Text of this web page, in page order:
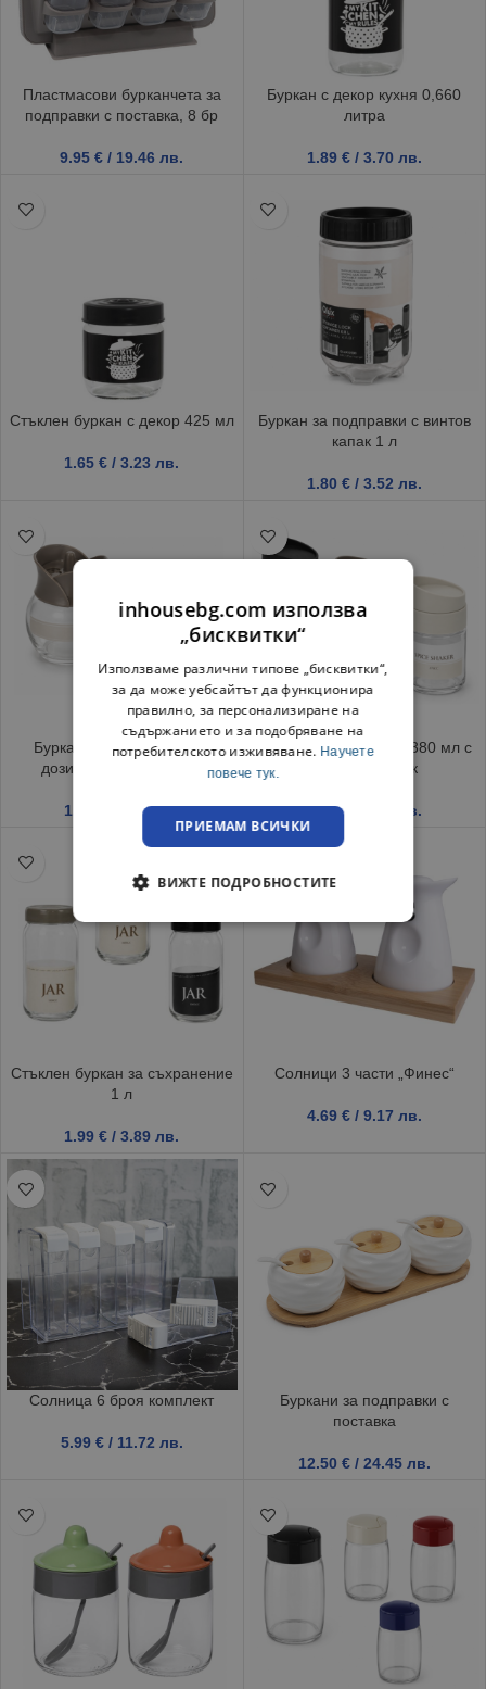
Пластмасови бурканчета за
подправки с поставка, 8 бр
9.95€ / 19.46 лв.
Буркан с декор кухня 0,660
литра
1.89 € / 3.70 лв.
Стъклен буркан с декор 425 мл
1.65€ / 3.23 лв.
Буркан за подправки с винтов
капак 1 л
1.80 € / 3.52 лв.
Бурканче за подправки с
дозиращ капак 245 мл
1.20 / 2.35 лв.
Буркан за подправки 380 мл с
дозиращ капак
1.25€ / 2.44 лв.
Стъклен буркан за съхранение
1 л
1.99€ / 3.89 лв.
Солници 3 части „Финес“
4.69 € / 9.17 лв.
Солница 6 броя комплект
5.99 € / 11.72 лв.
Буркани за подправки с
поставка
12.50 € / 24.45 лв.
inhousebg.com използва
„бисквитки“
Използваме различни типове „бисквитки“,
за да може уебсайтът да функционира
правилно, за персонализиране на
съдържанието и за подобряване на
потребителското изживяване. Научете
повече тук.
ПРИЕМАМ ВСИЧКИ
ВИЖТЕ ПОДРОБНОСТИТЕ